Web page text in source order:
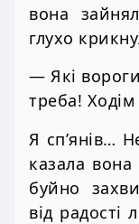
вона
глухо
— Які
треба!
Я сп’янів…
казала
буйно
від радості